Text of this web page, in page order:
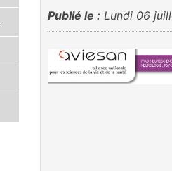
Publié le : Lundi 06